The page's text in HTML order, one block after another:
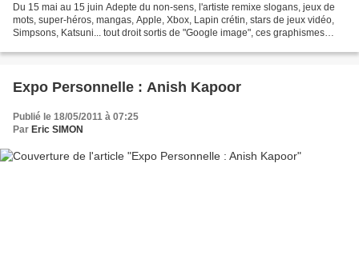
Du 15 mai au 15 juin Adepte du non-sens, l'artiste remixe slogans, jeux de
mots, super-héros, mangas, Apple, Xbox, Lapin crétin, stars de jeux vidéo,
Simpsons, Katsuni... tout droit sortis de "Google image", ces graphismes
Expo Personnelle : Anish Kapoor
Publié le 18/05/2011 à 07:25
Par Eric SIMON